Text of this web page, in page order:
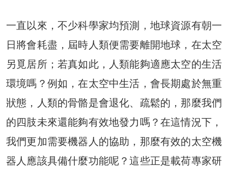
一直以來，不少科學家均預測，地球資源有朝一
日將會耗盡，屆時人類便需要離開地球，在太空
另覓居所；若真如此，人類能夠適應太空的生活
環境嗎？例如，在太空中生活，會長期處於無重
狀態，人類的骨骼是會退化、疏鬆的，那麼我們
的四肢未來還能夠有效地發力嗎？在這情況下，
我們更加需要機器人的協助，那麼有效的太空機
器人應該具備什麼功能呢？這些正是載荷專家研